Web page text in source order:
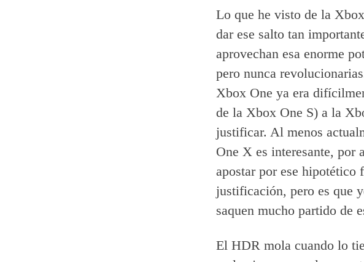
Lo que he visto de la
dar ese salto tan
aprovechan esa enorme
pero nunca
Xbox One ya era
de la Xbox One S) a la
justificar. Al menos
One X es interesante, por
apostar por ese hipotético
justificación, pero es que
saquen mucho partido de
El HDR mola cuando lo